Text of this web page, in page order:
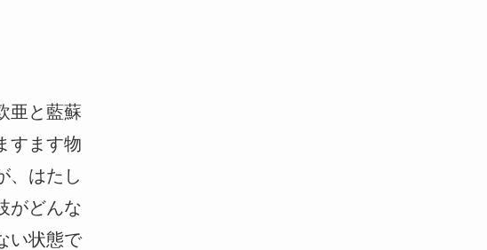
亜と藍蘇
すます物
、はたし
がどんな
い状態で